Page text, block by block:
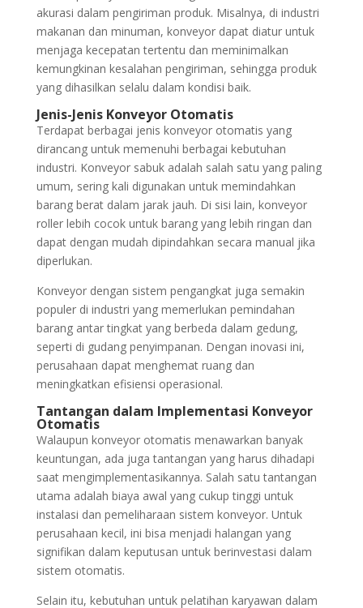
akurasi dalam pengiriman produk. Misalnya, di industri
makanan dan minuman, konveyor dapat diatur untuk
menjaga kecepatan tertentu dan meminimalkan
kemungkinan kesalahan pengiriman, sehingga produk
yang dihasilkan selalu dalam kondisi baik.
Jenis-Jenis Konveyor Otomatis
Terdapat berbagai jenis konveyor otomatis yang
dirancang untuk memenuhi berbagai kebutuhan
industri. Konveyor sabuk adalah salah satu yang paling
umum, sering kali digunakan untuk memindahkan
barang berat dalam jarak jauh. Di sisi lain, konveyor
roller lebih cocok untuk barang yang lebih ringan dan
dapat dengan mudah dipindahkan secara manual jika
diperlukan.
Konveyor dengan sistem pengangkat juga semakin
populer di industri yang memerlukan pemindahan
barang antar tingkat yang berbeda dalam gedung,
seperti di gudang penyimpanan. Dengan inovasi ini,
perusahaan dapat menghemat ruang dan
meningkatkan efisiensi operasional.
Tantangan dalam Implementasi Konveyor
Otomatis
Walaupun konveyor otomatis menawarkan banyak
keuntungan, ada juga tantangan yang harus dihadapi
saat mengimplementasikannya. Salah satu tantangan
utama adalah biaya awal yang cukup tinggi untuk
instalasi dan pemeliharaan sistem konveyor. Untuk
perusahaan kecil, ini bisa menjadi halangan yang
signifikan dalam keputusan untuk berinvestasi dalam
sistem otomatis.
Selain itu, kebutuhan untuk pelatihan karyawan dalam